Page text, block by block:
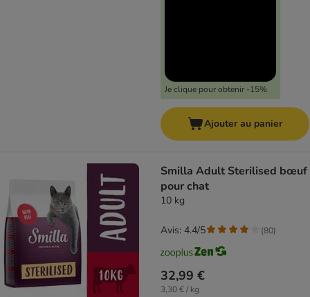
Je clique pour obtenir -15%
Ajouter au panier
Smilla Adult Sterilised bœuf
pour chat
10 kg
32,99 €
3,30 € / kg
Avis: 4.4/5 (80)